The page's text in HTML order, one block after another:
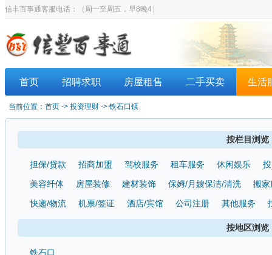
信丰百事通客服电话： （周一至周五，早8晚4）
首页 招聘求职 房屋租售 二手买卖 生活
当前位置： 首页 -> 投资理财 -> 铁石口镇
按栏目浏览
担保/贷款 招商加盟 驾校服务 租车服务 休闲娱乐
美容纤体
房屋装修 建材装饰 保姆/月嫂保洁/清洗
搬家
快递/物流
机票/签证 酒店/宾馆 公司注册 其他服务
按地区浏览
铁石口